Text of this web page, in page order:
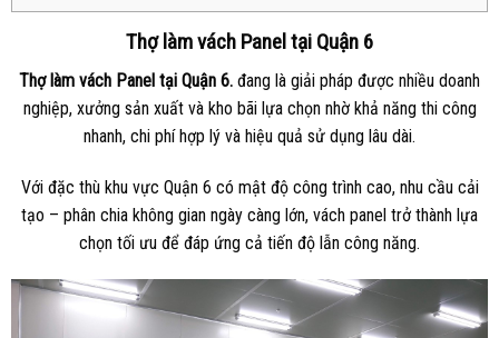
Thợ làm vách Panel tại Quận 6
Thợ làm vách Panel tại Quận 6. đang là giải pháp được nhiều doanh
nghiệp, xưởng sản xuất và kho bãi lựa chọn nhờ khả năng thi công
nhanh, chi phí hợp lý và hiệu quả sử dụng lâu dài.
Với đặc thù khu vực Quận 6 có mật độ công trình cao, nhu cầu cải
tạo – phân chia không gian ngày càng lớn, vách panel trở thành lựa
chọn tối ưu để đáp ứng cả tiến độ lẫn công năng.